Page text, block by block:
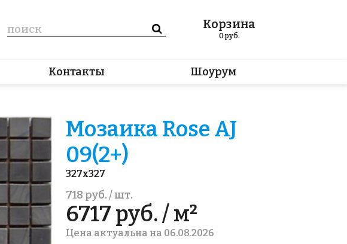
Корзина
0руб.
Контакты Шоурум
Мозаика Rose AJ
09(2+)
327x327
718 руб. / шт.
6717 руб. / м²
Цена актуальна на 06.08.2026